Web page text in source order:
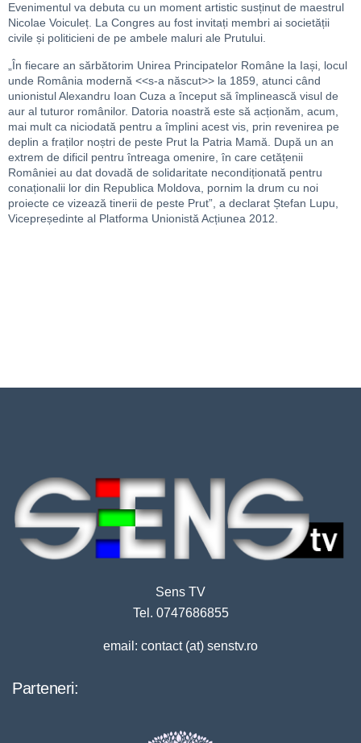
Evenimentul va debuta cu un moment artistic susținut de maestrul
Nicolae Voiculeț. La Congres au fost invitați membri ai societății
civile și politicieni de pe ambele maluri ale Prutului.
„În fiecare an sărbătorim Unirea Principatelor Române la Iași, locul
unde România modernă <<s-a născut>> la 1859, atunci când
unionistul Alexandru Ioan Cuza a început să împlinească visul de
aur al tuturor românilor. Datoria noastră este să acționăm, acum,
mai mult ca niciodată pentru a împlini acest vis, prin revenirea pe
deplin a fraților noștri de peste Prut la Patria Mamă. După un an
extrem de dificil pentru întreaga omenire, în care cetățenii
României au dat dovadă de solidaritate necondiționată pentru
conaționalii lor din Republica Moldova, pornim la drum cu noi
proiecte ce vizează tinerii de peste Prut”, a declarat Ștefan Lupu,
Vicepreședinte al Platforma Unionistă Acțiunea 2012.
Sens TV
Tel. 0747686855
email: contact (at) senstv.ro
Parteneri: